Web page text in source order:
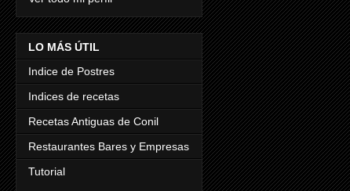
LO MÁS ÚTIL
Indice de Postres
Indices de recetas
Recetas Antiguas de Conil
Restaurantes Bares y Empresas
Tutorial